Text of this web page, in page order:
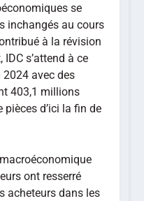
se
inchangés au cours
à la révision
s’attend à ce
2024 avec des
403,1 millions
pièces d’ici la fin de
ont resserré
acheteurs dans les